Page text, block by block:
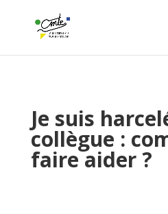
Je suis
collègue :
faire aider ?